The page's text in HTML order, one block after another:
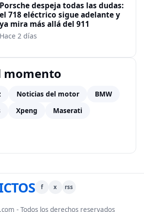
Porsche despeja todas las dudas:
el 718 eléctrico sigue adelante y
ya mira más allá del 911
Hace 2 días
momento
Noticias del motor
BMW
Xpeng
Maserati
f x rss
- Todos los derechos reservados